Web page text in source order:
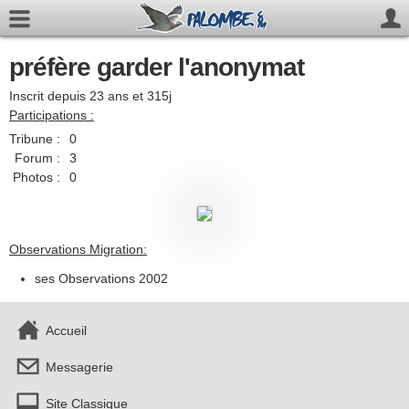
préfère garder l'anonymat
Inscrit depuis 23 ans et 315j
Participations :
Tribune :
0
Forum :
3
Photos :
0
Observations Migration:
ses Observations 2002
Accueil
Messagerie
Site Classique